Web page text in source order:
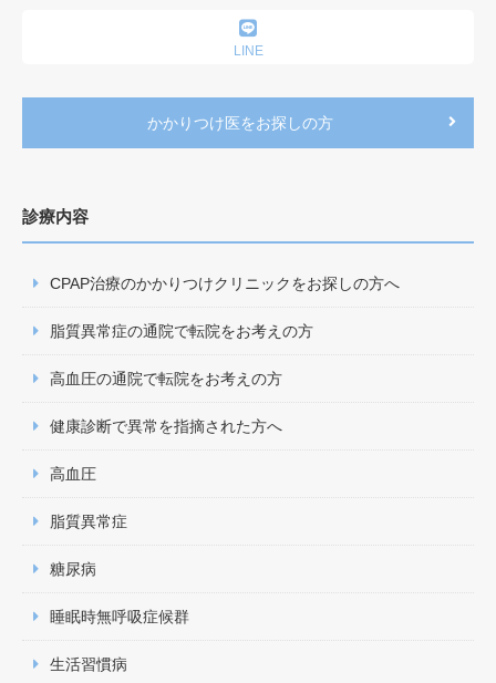
は、スタッフがお声掛けしますのでよろしくお願いいた
第2回院内セミナーを開催しました
平院長から「コレステロールと中性脂肪」について、外
部講師の野崎先生から「魔法の食べ方セミナー」をお話
まいります。生活習慣病をしっかりと管理することで心
2024.02.29
第1回院内セミナーを開催しました
平院長から「高血圧」について、外部講師の野崎先生か
今後も定期的にセミナーを開催し、皆さんの健康増進に
ことで心臓病を予防していきましょう。予防に勝る治療
なし！
LINE
かかりつけ医をお探しの方
診療内容
CPAP治療のかかりつけクリニックをお探しの方へ
脂質異常症の通院で転院をお考えの方
高血圧の通院で転院をお考えの方
健康診断で異常を指摘された方へ
高血圧
脂質異常症
糖尿病
睡眠時無呼吸症候群
生活習慣病